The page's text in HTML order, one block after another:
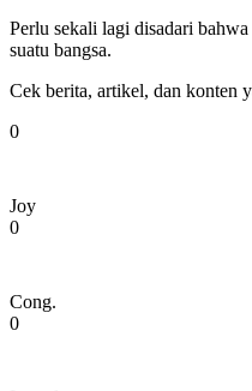
Perlu sekali lagi disadari
suatu bangsa.
Cek berita, artikel, dan konten
0
Joy
0
Cong.
0